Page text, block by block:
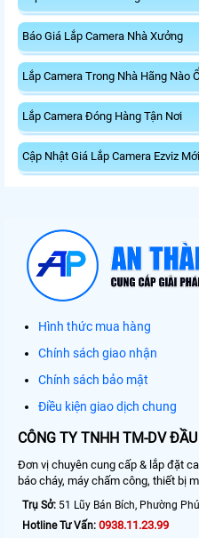
Báo Giá Lắp Camera Nhà Xưởng
Lắp Camera Trong Nhà Hãng Nào
Lắp Camera Đóng Hàng Tận Nơi
Cập Nhật Giá Lắp Camera Ezviz
Hình thức mua hàng
Chính sách giao nhận
Chính sách bảo mật
Điều kiện giao dịch chung
CÔNG TY TNHH TM-DV
Đơn vị chuyên cung cấp & lắp đặt
báo cháy, máy chấm công, thiết bị
Trụ Sở: 51 Lũy Bán Bích, Phường
Hotline Tư Vấn: 0938.11.23.99